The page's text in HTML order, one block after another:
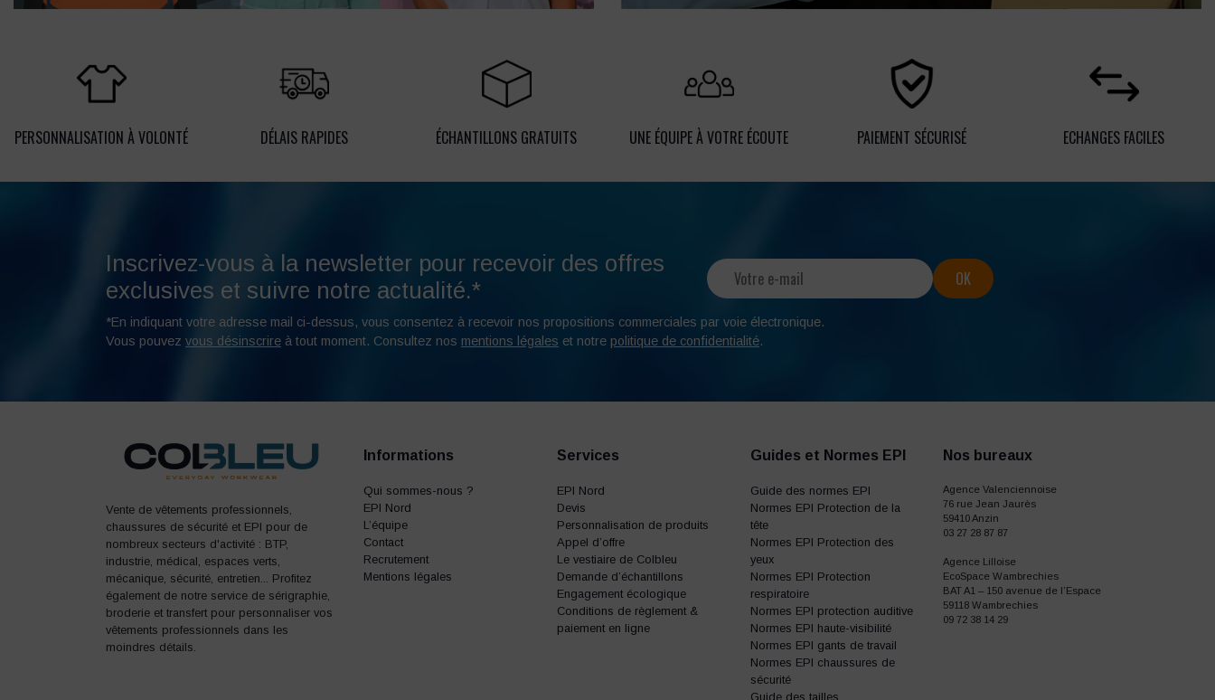
PERSONNALISATION À VOLONTÉ DÉLAIS RAPIDES ÉCHANTILLONS GRATUITS UNE ÉQUIPE À VOTRE ÉCOUTE PAIEMENT SÉCURISÉ ECHANGES FACILES
Inscrivez-vous à la newsletter pour recevoir des offres
exclusives et suivre notre actualité.*
*En indiquant votre adresse mail ci-dessus, vous consentez à recevoir nos propositions commerciales par voie électronique.
Vous pouvez vous désinscrire à tout moment. Consultez nos mentions légales et notre politique de confidentialité.
Vente de vêtements professionnels,
chaussures de sécurité et EPI pour de
nombreux secteurs d'activité : BTP,
industrie, médical, espaces verts,
mécanique, sécurité, entretien... Profitez
également de notre service de sérigraphie,
broderie et transfert pour personnaliser vos
vêtements professionnels dans les
moindres détails.
Informations
Qui sommes-nous ?
EPI Nord
L’équipe
Contact
Recrutement
Mentions légales
Services
EPI Nord
Devis
Personnalisation de produits
Appel d’offre
Le vestiaire de Colbleu
Demande d’échantillons
Engagement écologique
Conditions de règlement &
paiement en ligne
Guides et Normes EPI
Guide des normes EPI
Normes EPI Protection de la
tête
Normes EPI Protection des
yeux
Normes EPI Protection
respiratoire
Normes EPI protection auditive
Normes EPI haute-visibilité
Normes EPI gants de travail
Normes EPI chaussures de
sécurité
Guide des tailles
Nos bureaux
Agence Valenciennoise
76 rue Jean Jaurès
59410 Anzin
03 27 28 87 87
Agence Lilloise
EcoSpace Wambrechies
BAT A1 – 150 avenue de l’Espace
59118 Wambrechies
09 72 38 14 29